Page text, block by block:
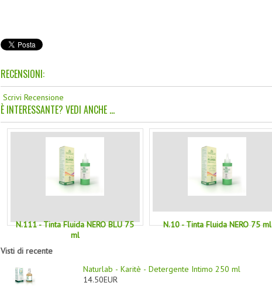
RECENSIONI:
Scrivi Recensione
È INTERESSANTE? VEDI ANCHE ...
N.111 - Tinta Fluida NERO BLU 75
ml
N.10 - Tinta Fluida NERO 75 ml
Visti di recente
Naturlab - Karitè - Detergente Intimo 250 ml
14.50EUR